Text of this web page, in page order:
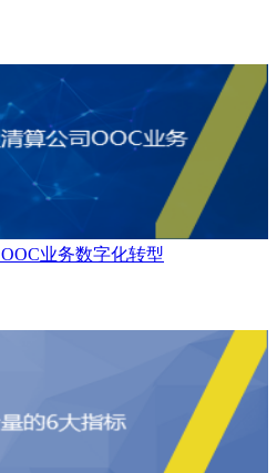
业务数字化转型